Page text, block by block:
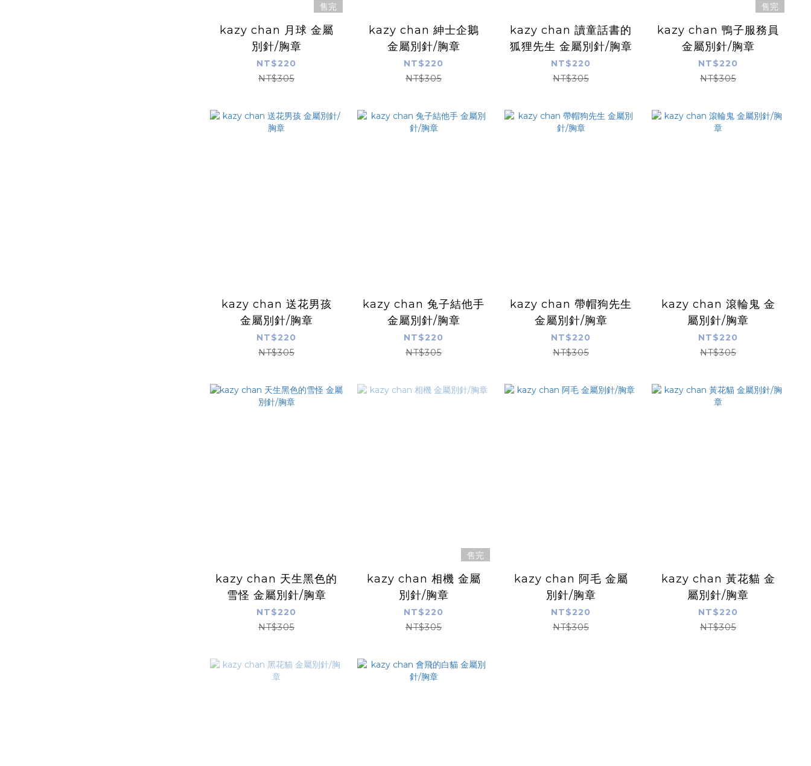
售完
kazy chan 月球 金屬
別針/胸章
NT$220
NT$305
kazy chan 紳士企鵝
金屬別針/胸章
NT$220
NT$305
kazy chan 讀童話書的
狐狸先生 金屬別針/胸章
NT$220
NT$305
售完
kazy chan 鴨子服務員
金屬別針/胸章
NT$220
NT$305
kazy chan 送花男孩
金屬別針/胸章
NT$220
NT$305
kazy chan 兔子結他手
金屬別針/胸章
NT$220
NT$305
kazy chan 帶帽狗先生
金屬別針/胸章
NT$220
NT$305
kazy chan 滾輪鬼 金
屬別針/胸章
NT$220
NT$305
kazy chan 天生黑色的
雪怪 金屬別針/胸章
NT$220
NT$305
售完
kazy chan 相機 金屬
別針/胸章
NT$220
NT$305
kazy chan 阿毛 金屬
別針/胸章
NT$220
NT$305
kazy chan 黃花貓 金
屬別針/胸章
NT$220
NT$305